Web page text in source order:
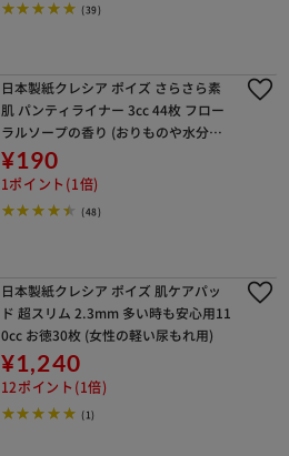
(39)
日本製紙クレシア ポイズ さらさら素
肌 パンティライナー 3cc 44枚 フロー
ラルソープの香り (おりものや水分の
ケアに)
¥190
1ポイント(1倍)
(48)
日本製紙クレシア ポイズ 肌ケアパッ
ド 超スリム 2.3mm 多い時も安心用11
0cc お徳30枚 (女性の軽い尿もれ用)
¥1,240
12ポイント(1倍)
(1)